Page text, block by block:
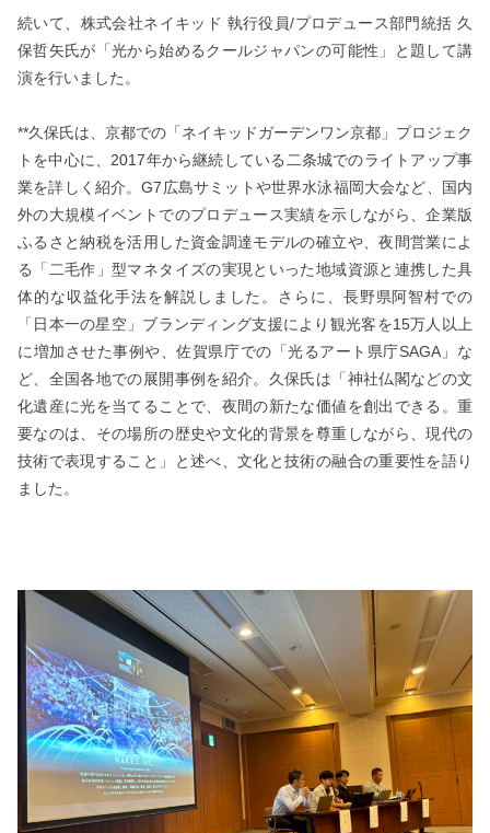
続いて、株式会社ネイキッド 執行役員/プロデュース部門統括 久
保哲矢氏が「光から始めるクールジャパンの可能性」と題して講
演を行いました。
**久保氏は、京都での「ネイキッドガーデンワン京都」プロジェク
トを中心に、2017年から継続している二条城でのライトアップ事
業を詳しく紹介。G7広島サミットや世界水泳福岡大会など、国内
外の大規模イベントでのプロデュース実績を示しながら、企業版
ふるさと納税を活用した資金調達モデルの確立や、夜間営業によ
る「二毛作」型マネタイズの実現といった地域資源と連携した具
体的な収益化手法を解説しました。さらに、長野県阿智村での
「日本一の星空」ブランディング支援により観光客を15万人以上
に増加させた事例や、佐賀県庁での「光るアート県庁SAGA」な
ど、全国各地での展開事例を紹介。久保氏は「神社仏閣などの文
化遺産に光を当てることで、夜間の新たな価値を創出できる。重
要なのは、その場所の歴史や文化的背景を尊重しながら、現代の
技術で表現すること」と述べ、文化と技術の融合の重要性を語り
ました。